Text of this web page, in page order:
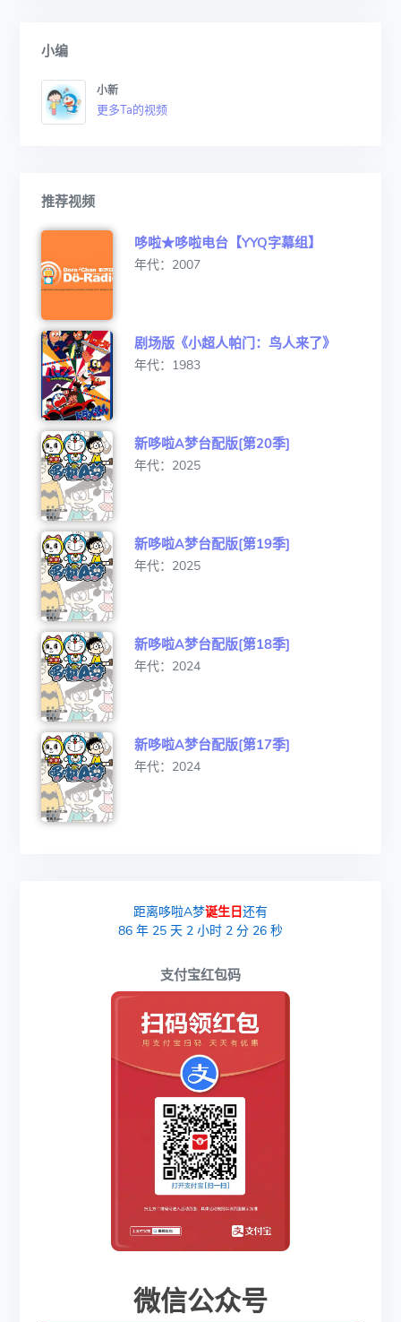
小编
小新
更多Ta的视频
推荐视频
哆啦★哆啦电台【YYQ字幕组】
年代：2007
剧场版《小超人帕门：鸟人来了》
年代：1983
新哆啦A梦台配版[第20季]
年代：2025
新哆啦A梦台配版[第19季]
年代：2025
新哆啦A梦台配版[第18季]
年代：2024
新哆啦A梦台配版[第17季]
年代：2024
距离哆啦A梦诞生日还有
86 年25 天2 小时2 分26 秒
支付宝红包码
微信公众号